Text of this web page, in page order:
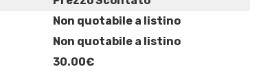
Non quotabile a listino
Non quotabile a listino
30.00€